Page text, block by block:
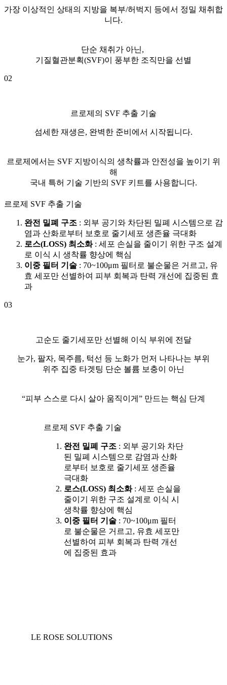
가장 이상적인 상태의 지방을 복부/허벅지 등에서 정밀 채취합
니다.
단순 채취가 아닌,
기질혈관분획(SVF)이 풍부한 조직만을 선별
02
르로제의 SVF 추출 기술
섬세한 재생은, 완벽한 준비에서 시작됩니다.
르로제에서는 SVF 지방이식의 생착률과 안전성을 높이기 위
해
국내 특허 기술 기반의 SVF 키트를 사용합니다.
르로제 SVF 추출 기술
완전 밀폐 구조 : 외부 공기와 차단된 밀폐 시스템으로 감
염과 산화로부터 보호로 줄기세포 생존율 극대화
로스(LOSS) 최소화: 세포 손실을 줄이기 위한 구조 설계
로 이식 시 생착률 향상에 핵심
이중 필터 기술 : 70~100μm 필터로 불순물은 거르고, 유
효 세포만 선별하여 피부 회복과 탄력 개선에 집중된 효
과
03
고순도 줄기세포만 선별해 이식 부위에 전달
눈가, 팔자, 목주름, 턱선 등 노화가 먼저 나타나는 부위
위주 집중 타겟팅 단순 볼륨 보충이 아닌
“피부 스스로 다시 살아 움직이게” 만드는 핵심 단계
르로제 SVF 추출 기술
완전 밀폐 구조 : 외부 공기와 차단
된 밀폐 시스템으로 감염과 산화
로부터 보호로 줄기세포 생존율
극대화
로스(LOSS) 최소화: 세포 손실을
줄이기 위한 구조 설계로 이식 시
생착률 향상에 핵심
이중 필터 기술: 70~100μm 필터
로 불순물은 거르고, 유효 세포만
선별하여 피부 회복과 탄력 개선
에 집중된 효과
LE ROSE SOLUTIONS